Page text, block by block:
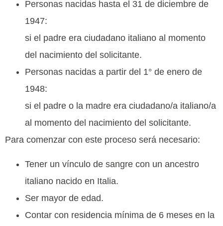
Personas nacidas hasta el 31 de diciembre de
1947:
si el padre era ciudadano italiano al momento
del nacimiento del solicitante.
Personas nacidas a partir del 1° de enero de
1948:
si el padre o la madre era ciudadano/a italiano/a
al momento del nacimiento del solicitante.
Para comenzar con este proceso será necesario:
Tener un vínculo de sangre con un ancestro
italiano nacido en Italia.
Ser mayor de edad.
Contar con residencia mínima de 6 meses en la